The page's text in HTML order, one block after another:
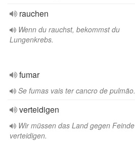
rauchen
Wenn du rauchst, bekommst du
Lungenkrebs.
fumar
Se fumas vais ter cancro de pulmão.
verteidigen
Wir müssen das Land gegen Feinde
verteidigen.